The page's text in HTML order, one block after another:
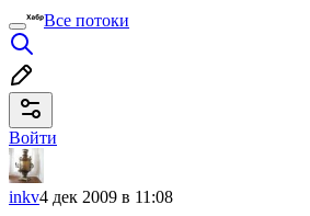
Все потоки
Войти
inkv4 дек 2009 в 11:08